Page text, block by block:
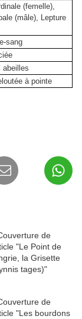
(femelle),
(mâle), Lepture
sang
abeilles
à pointe